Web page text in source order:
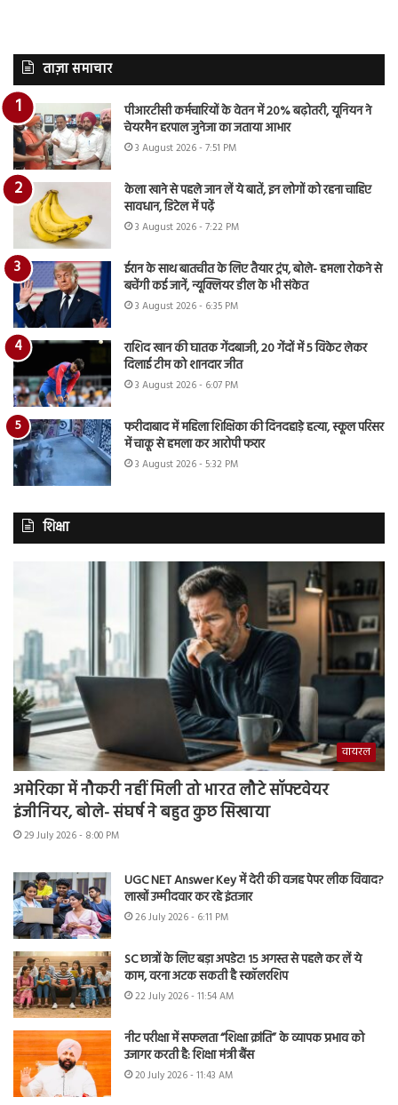
ताज़ा समाचार
पीआरटीसी कर्मचारियों के वेतन में 20% बढ़ोतरी, यूनियन ने
चेयरमैन हरपाल जुनेजा का जताया आभार
3 August 2026 - 7:51 PM
केला खाने से पहले जान लें ये बातें, इन लोगों को रहना चाहिए
सावधान, डिटेल में पढ़ें
3 August 2026 - 7:22 PM
ईरान के साथ बातचीत के लिए तैयार ट्रंप, बोले- हमला रोकने से
बचेंगी कई जानें, न्यूक्लियर डील के भी संकेत
3 August 2026 - 6:35 PM
राशिद खान की घातक गेंदबाजी, 20 गेंदों में 5 विकेट लेकर
दिलाई टीम को शानदार जीत
3 August 2026 - 6:07 PM
फरीदाबाद में महिला शिक्षिका की दिनदहाड़े हत्या, स्कूल परिसर
में चाकू से हमला कर आरोपी फरार
3 August 2026 - 5:32 PM
शिक्षा
वायरल
अमेरिका में नौकरी नहीं मिली तो भारत लौटे सॉफ्टवेयर
इंजीनियर, बोले- संघर्ष ने बहुत कुछ सिखाया
29 July 2026 - 8:00 PM
UGC NET Answer Key में देरी की वजह पेपर लीक विवाद?
लाखों उम्मीदवार कर रहे इंतजार
26 July 2026 - 6:11 PM
SC छात्रों के लिए बड़ा अपडेट! 15 अगस्त से पहले कर लें ये
काम, वरना अटक सकती है स्कॉलरशिप
22 July 2026 - 11:54 AM
नीट परीक्षा में सफलता “शिक्षा क्रांति” के व्यापक प्रभाव को
उजागर करती है: शिक्षा मंत्री बैंस
20 July 2026 - 11:43 AM